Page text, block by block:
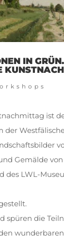
IN
ist
der
Gemälde
des LWL-
spüren die